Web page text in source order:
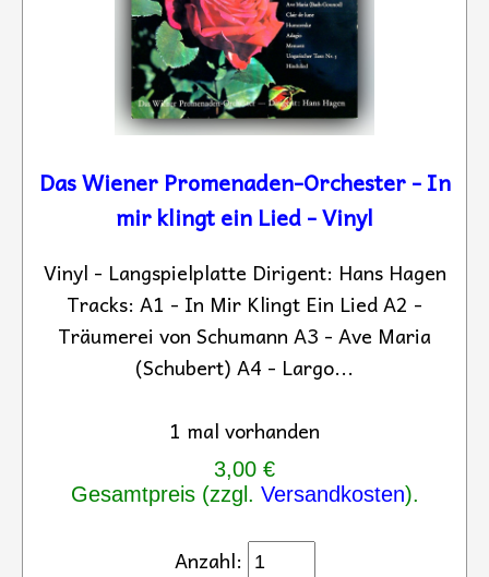
Das Wiener Promenaden-Orchester - In
mir klingt ein Lied - Vinyl
Vinyl - Langspielplatte Dirigent: Hans Hagen
Tracks: A1 - In Mir Klingt Ein Lied A2 -
Träumerei von Schumann A3 - Ave Maria
(Schubert) A4 - Largo...
1 mal vorhanden
3,00 €
Gesamtpreis (zzgl. Versandkosten).
Anzahl: